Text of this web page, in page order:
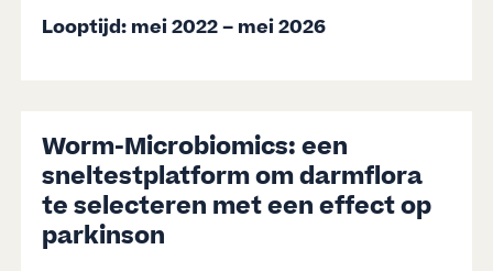
Looptijd: mei 2022 – mei 2026
Worm-Microbiomics: een
sneltestplatform om darmflora
te selecteren met een effect op
parkinson